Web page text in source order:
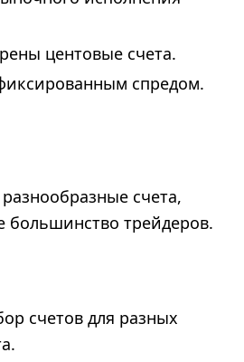
центовые счета.
спредом.
счета,
большинство трейдеров.
счетов для разных